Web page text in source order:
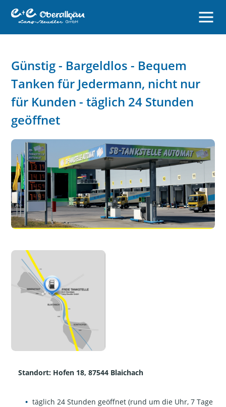
Günstig - Bargeldlos - Bequem
Tanken für Jedermann, nicht nur
für Kunden - täglich 24 Stunden
geöffnet
Standort: Hofen 18, 87544 Blaichach
täglich 24 Stunden geöffnet (rund um die Uhr, 7 Tage